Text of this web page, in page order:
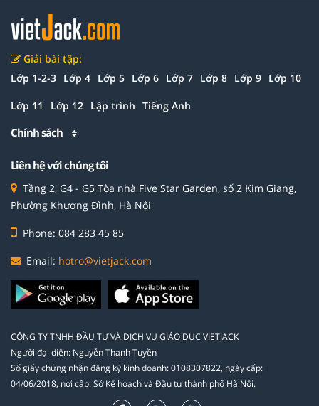
Giải bài tập:
Lớp 1-2-3 Lớp 4 Lớp 5 Lớp 6 Lớp 7 Lớp 8 Lớp 9 Lớp 10
Lớp 11 Lớp 12 Lập trình Tiếng Anh
Chính sách
Liên hệ với chúng tôi
Tầng 2, G4 - G5 Tòa nhà Five Star Garden, số 2 Kim Giang,
Phường Khương Đình, Hà Nội
Phone: 084 283 45 85
Email: hotro@vietjack.com
CÔNG TY TNHH ĐẦU TƯ VÀ DỊCH VỤ GIÁO DỤC VIETJACK
Người đại diện: Nguyễn Thanh Tuyền
Số giấy chứng nhận đăng ký kinh doanh: 0108307822, ngày cấp:
04/06/2018, nơi cấp: Sở Kế hoạch và Đầu tư thành phố Hà Nội.